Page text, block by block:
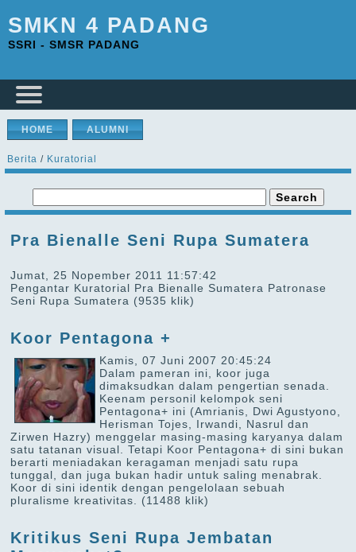
SMKN 4 PADANG
SSRI - SMSR PADANG
HOME ALUMNI
Berita / Kuratorial
Pra Bienalle Seni Rupa Sumatera
Jumat, 25 Nopember 2011 11:57:42
Pengantar Kuratorial Pra Bienalle Sumatera Patronase
Seni Rupa Sumatera (9535 klik)
Koor Pentagona +
Kamis, 07 Juni 2007 20:45:24
Dalam pameran ini, koor juga
dimaksudkan dalam pengertian senada.
Keenam personil kelompok seni
Pentagona+ ini (Amrianis, Dwi Agustyono,
Herisman Tojes, Irwandi, Nasrul dan
Zirwen Hazry) menggelar masing-masing karyanya dalam
satu tatanan visual. Tetapi Koor Pentagona+ di sini bukan
berarti meniadakan keragaman menjadi satu rupa
tunggal, dan juga bukan hadir untuk saling menabrak.
Koor di sini identik dengan pengelolaan sebuah
pluralisme kreativitas. (11488 klik)
Kritikus Seni Rupa Jembatan